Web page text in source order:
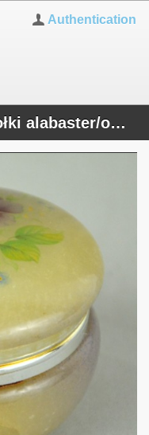
Authentication
Puzderko na drobiazgi fiołki alabaster/onyks Italia poł.XXw